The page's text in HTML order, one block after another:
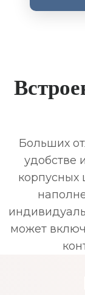
Больших
удобстве
корпусных
может